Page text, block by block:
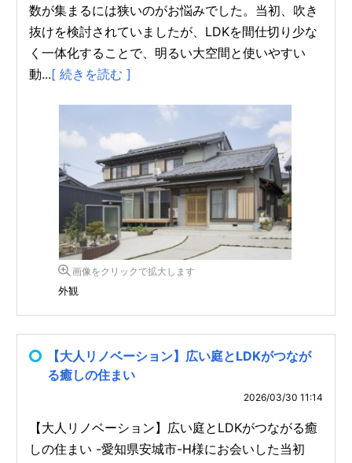
数が集まるには狭いのがお悩みでした。当初、吹き
抜けを検討されていましたが、LDKを間仕切り少な
く一体化することで、明るい大空間と使いやすい
動...[ 続きを読む ]
画像をクリックで拡大します
外観
【大人リノベーション】広い庭とLDKがつなが
る癒しの住まい
2026/03/30 11:14
【大人リノベーション】広い庭とLDKがつながる癒
しの住まい -愛知県安城市-H様にお会いした当初